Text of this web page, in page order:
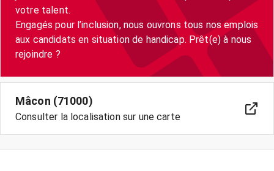
votre talent.
Engagés pour l’inclusion, nous ouvrons tous nos emplois
aux candidats en situation de handicap. Prêt(e) à nous
Mâcon (71000)
Consulter la localisation sur une carte